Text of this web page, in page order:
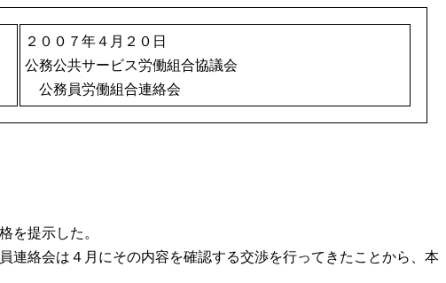
２００７年４月２０日
公務公共サービス労働組合協議会
公務員労働組合連絡会
を提示した。
絡会は４月にその内容を確認する交渉を行ってきたことから、本